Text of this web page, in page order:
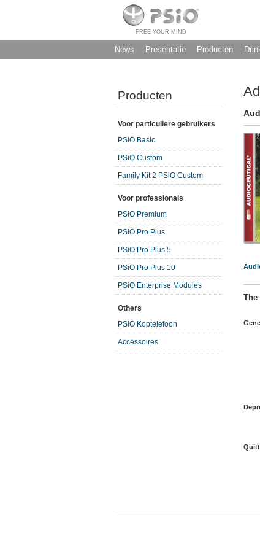
FREE YOUR MIND
News Presentatie Producten
Producten
Voor particuliere gebruikers
PSiO Basic
PSiO Custom
Family Kit 2 PSiO Custom
Voor professionals
PSiO Premium
PSiO Pro Plus
PSiO Pro Plus 5
PSiO Pro Plus 10
PSiO Enterprise Modules
Others
PSiO Koptelefoon
Accessoires
The